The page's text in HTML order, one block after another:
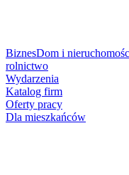
BiznesDom i
rolnictwo
Wydarzenia
Katalog firm
Oferty pracy
Dla mieszkańców